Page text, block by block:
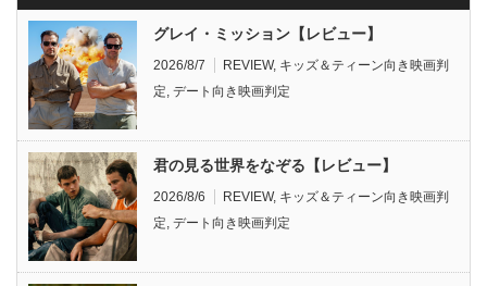
グレイ・ミッション【レビュー】
2026/8/7 REVIEW, キッズ＆ティーン向き映画判
定 デート向き映画判定
君の見る世界をなぞる【レビュー】
2026/8/6 REVIEW, キッズ＆ティーン向き映画判
定 デート向き映画判定